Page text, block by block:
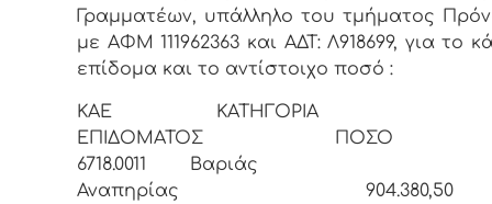
Γραμματέων, υπάλληλο του τμήματος
με ΑΦΜ 111962363 και ΑΔΤ: Λ918699, για το
επίδομα και το αντίστοιχο ποσό :
ΚΑΕ ΚΑΤΗΓΟΡΙΑ
ΕΠΙΔΟΜΑΤΟΣ ΠΟΣΟ
6718.0011 Βαριάς
Αναπηρίας 904.380,50